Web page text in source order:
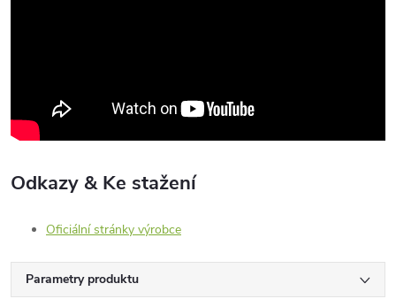
Odkazy & Ke stažení
Oficiální stránky výrobce
Parametry produktu